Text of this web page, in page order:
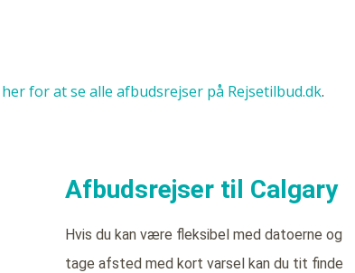
for at se alle afbudsrejser på Rejsetilbud.dk.
Afbudsrejser til Calgary
Hvis du kan være fleksibel med datoerne og
tage afsted med kort varsel kan du tit finde